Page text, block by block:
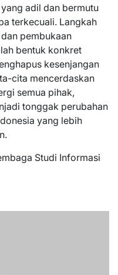
adil dan bermutu
terkecuali. Langkah
pembukaan
bentuk konkret
kesenjangan
cita mencerdaskan
semua pihak,
tonggak perubahan
yang lebih
Studi Informasi